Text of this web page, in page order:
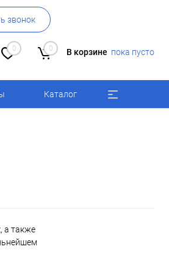
звонок
0 0 В корзине пока пусто
Каталог
а также